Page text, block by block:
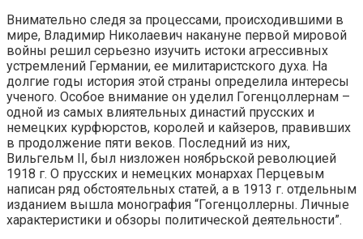
Внимательно следя за процессами, происходившими в
мире, Владимир Николаевич накануне первой мировой
войны решил серьезно изучить истоки агрессивных
устремлений Германии, ее милитаристского духа. На
долгие годы история этой страны определила интересы
ученого. Особое внимание он уделил Гогенцоллернам –
одной из самых влиятельных династий прусских и
немецких курфюрстов, королей и кайзеров, правивших
в продолжение пяти веков. Последний из них,
Вильгельм II, был низложен ноябрьской революцией
1918 г. О прусских и немецких монархах Перцевым
написан ряд обстоятельных статей, а в 1913 г. отдельным
изданием вышла монография “Гогенцоллерны. Личные
характеристики и обзоры политической деятельности”.